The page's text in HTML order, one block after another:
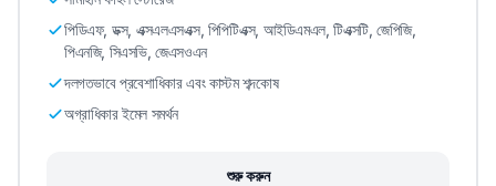
পিডিএফ, ডক্স, এক্সএলএসএক্স, পিপিটিএক্স, আইডিএমএল, টিএক্সটি, জেপিজি,
পিএনজি, সিএসভি, জেএসওএন
দলগতভাবে প্রবেশাধিকার এবং কাস্টম শব্দকোষ
অগ্রাধিকার ইমেল সমর্থন
শুরু করুন